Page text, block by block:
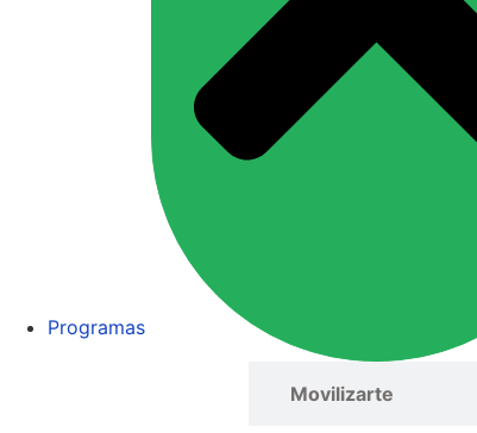
Programas
Movilizarte